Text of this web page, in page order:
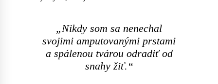
„Nikdy som sa nenechal
svojimi amputovanými prstami
a spálenou tvárou odradiť od
snahy žiť.“